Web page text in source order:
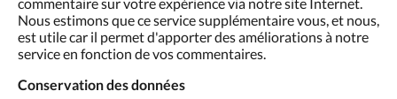
Nous estimons que ce service supplémentaire vous, et nous,
est utile car il permet d'apporter des améliorations à notre
service en fonction de vos commentaires.
Conservation des données